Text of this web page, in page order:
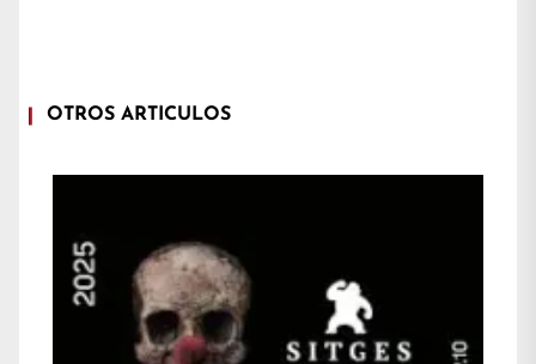
OTROS ARTÍCULOS